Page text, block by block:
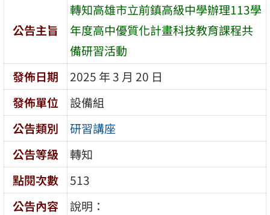
公告主旨
轉知高雄市立前鎮高級中學辦理113學
年度高中優質化計畫科技教育課程共
備研習活動
發佈日期
2025 年 3 月 20 日
發佈單位
設備組
公告類別
研習講座
公告等級
轉知
點閱次數
513
公告內容
說明：